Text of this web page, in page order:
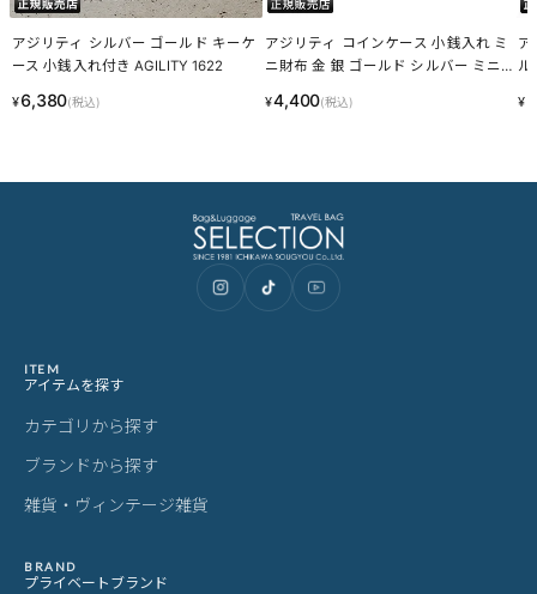
アジリティ シルバー ゴールド キーケ
ース 小銭入れ付き AGILITY 1622
¥6,380(税込)
アジリティ コインケース 小銭入れ ミ
ニ財布 金 銀 ゴールド シルバー ミニ
¥4,400(税込)
ア
ル
ー
¥
ITEM
アイテムを探す
カテゴリから探す
ブランドから探す
雑貨・ヴィンテージ雑貨
BRAND
プライベートブランド